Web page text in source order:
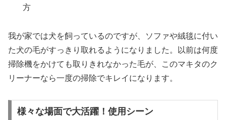
方
我が家では犬を飼っているのですが、ソファや絨毯に付い
た犬の毛がすっきり取れるようになりました。以前は何度
掃除機をかけても取りきれなかった毛が、このマキタのク
リーナーなら一度の掃除でキレイになります。
様々な場面で大活躍！使用シーン